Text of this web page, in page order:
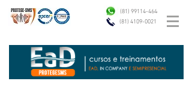
(81) 4109-0021
(81) 99114-4646